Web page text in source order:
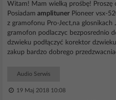
Witam! Mam wielką prośbę! Proszę
Posiadam amplituner Pioneer vsx-
z gramofonu Pro-Ject,na glosnikach
gramofon podlaczyc bezposrednio
dzwieku podłączyć korektor
zakup bardzo dobrego
Audio Serwis
19 Maj 2018 10:08